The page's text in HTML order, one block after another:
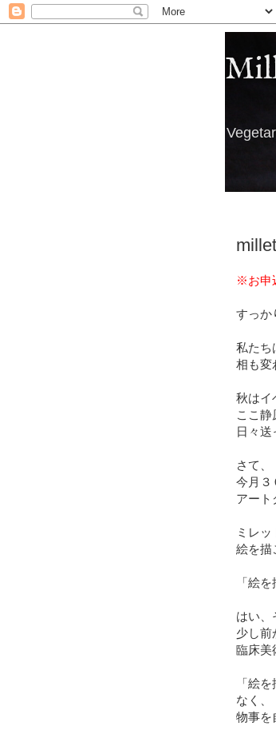
※お申
すっか
私たち
相も変
秋はイ
ここ静
日々送
さて、
今月３
アート
ミレッ
絵を描
「絵
はい、
少し前
臨床美
「絵
なく、
物事を